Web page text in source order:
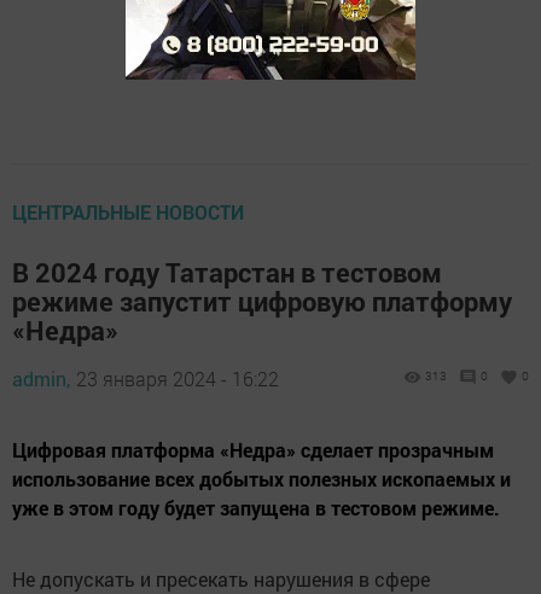
ЦЕНТРАЛЬНЫЕ НОВОСТИ
В 2024 году Татарстан в тестовом
режиме запустит цифровую платформу
«Недра»
admin, 23 января 2024 - 16:22 313 0 0
Цифровая платформа «Недра» сделает прозрачным
использование всех добытых полезных ископаемых и
уже в этом году будет запущена в тестовом режиме.
Не допускать и пресекать нарушения в сфере